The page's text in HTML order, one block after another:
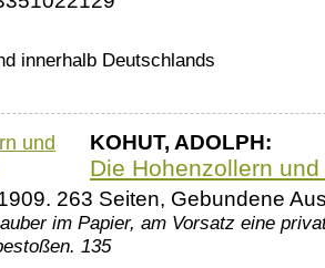
innerhalb Deutschlands
KOHUT, ADOLPH:
Die Hohenzollern
263 Seiten, Gebundene
im Papier, am Vorsatz eine
135